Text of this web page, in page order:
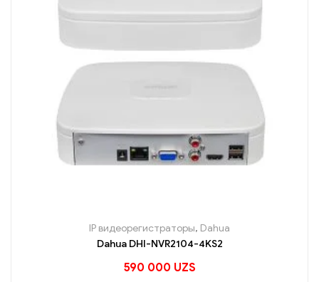
IP видеорегистраторы, Dahua
Dahua DHI-NVR2104-4KS2
590 000 UZS